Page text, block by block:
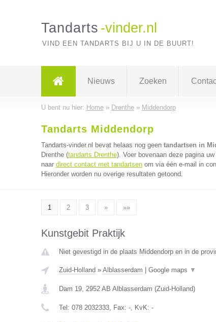
Tandarts -vinder.nl
VIND EEN TANDARTS BIJ U IN DE BUURT!
Nieuws Zoeken
U bent nu hier: Home» Drenthe» Middendorp
Tandarts Middendorp
Tandarts-vinder.nl bevat helaas nog geen tandartsen in
Drenthe (tandarts Drenthe). Voer bovenaan deze pagina
naar direct contact met tandartsenom via één e-mail in
Hieronder worden nu overige resultaten getoond.
1 2 3 » »»
Kunstgebit Praktijk
Niet gevestigd in de plaats Middendorp en in de
Zuid-Holland » Alblasserdam Google maps ▼
Dam 19, 2952 AB Alblasserdam (Zuid-Holland)
Tel: 078 2032333, Fax: -, KvK: -